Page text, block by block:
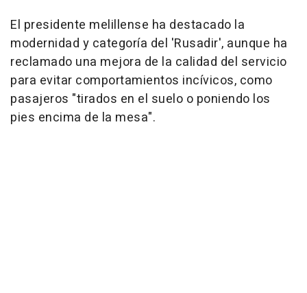
El presidente melillense ha destacado la
modernidad y categoría del 'Rusadir', aunque ha
reclamado una mejora de la calidad del servicio
para evitar comportamientos incívicos, como
pasajeros "tirados en el suelo o poniendo los
pies encima de la mesa".